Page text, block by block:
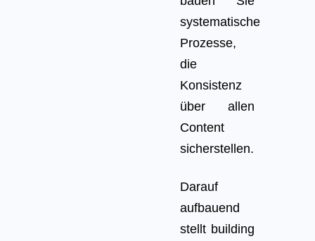
systematische
Prozesse,
die
Konsistenz
über allen
Content
sicherstellen.
Darauf
aufbauend
stellt building